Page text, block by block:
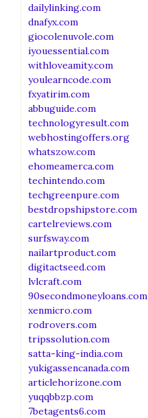
dailylinking.com
dnafyx.com
giocolenuvole.com
iyouessential.com
withloveamity.com
youlearncode.com
fxyatirim.com
abbuguide.com
technologyresult.com
webhostingoffers.org
whatszow.com
ehomeamerca.com
techintendo.com
techgreenpure.com
bestdropshipstore.com
cartelreviews.com
surfsway.com
nailartproduct.com
digitactseed.com
lvlcraft.com
90secondmoneyloans.com
xenmicro.com
rodrovers.com
tripssolution.com
satta-king-india.com
yukigassencanada.com
articlehorizone.com
yuqqbbzp.com
7betagents6.com